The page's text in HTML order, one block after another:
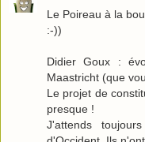
Le Poireau à la
:-))
Didier Goux :
Maastricht (que
Le projet de
presque !
J'attends